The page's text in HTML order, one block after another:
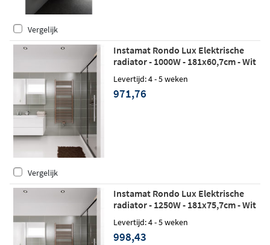
Vergelijk
Instamat Rondo Lux Elektrische
radiator - 1000W - 181x60,7cm - Wit
Levertijd: 4 - 5 weken
971,76
Vergelijk
Instamat Rondo Lux Elektrische
radiator - 1250W - 181x75,7cm - Wit
Levertijd: 4 - 5 weken
998,43